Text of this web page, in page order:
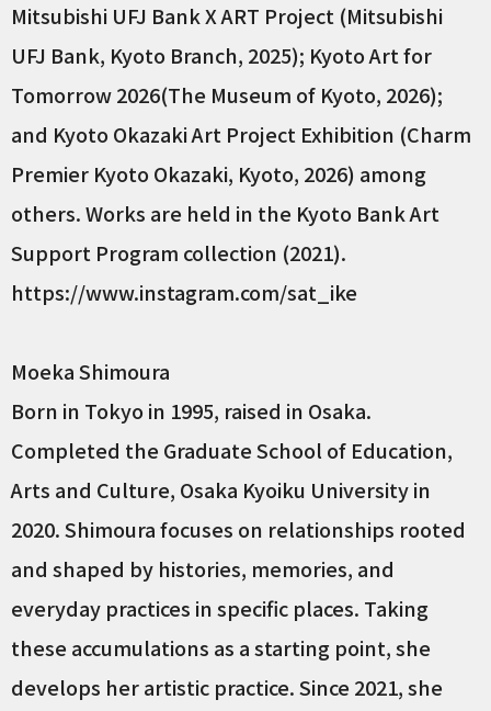
Mitsubishi UFJ Bank X ART Project (Mitsubishi
UFJ Bank, Kyoto Branch, 2025); Kyoto Art for
Tomorrow 2026(The Museum of Kyoto, 2026);
and Kyoto Okazaki Art Project Exhibition (Charm
Premier Kyoto Okazaki, Kyoto, 2026) among
others. Works are held in the Kyoto Bank Art
Support Program collection (2021).
https://www.instagram.com/sat_ike
Moeka Shimoura
Born in Tokyo in 1995, raised in Osaka.
Completed the Graduate School of Education,
Arts and Culture, Osaka Kyoiku University in
2020. Shimoura focuses on relationships rooted
and shaped by histories, memories, and
everyday practices in specific places. Taking
these accumulations as a starting point, she
develops her artistic practice. Since 2021, she